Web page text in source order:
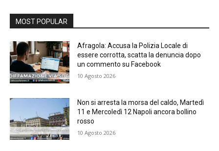
MOST POPULAR
Afragola: Accusa la Polizia Locale di
essere corrotta, scatta la denuncia dopo
un commento su Facebook
10 Agosto 2026
Non si arresta la morsa del caldo, Martedì
11 e Mercoledì 12 Napoli ancora bollino
rosso
10 Agosto 2026